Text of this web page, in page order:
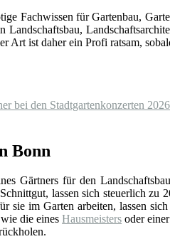
Fachwissen für Gartenbau,
Landschaftsbau,
Art ist daher ein Profi ratsam,
bei den Stadtgartenkonzerten
Bonn
Gärtners für den
lassen sich steuerlich
sie im Garten arbeiten, lassen
wie die einesHausmeisters oder